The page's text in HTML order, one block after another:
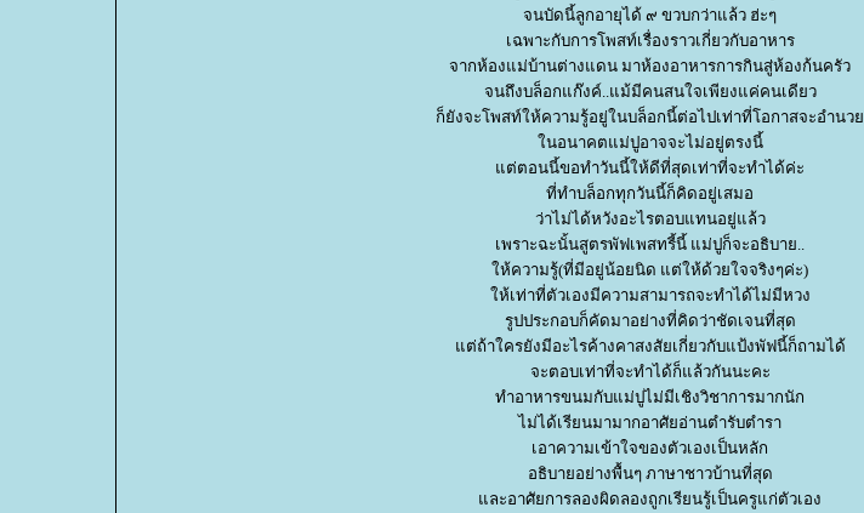
จนบัดนี้ลูกอายุได้ ๙ ขวบกว่าแล้ว ฮ่ะๆ
เฉพาะกับการโพสท์เรื่องราวเกี่ยวกับอาหาร
จากห้องแม่บ้านต่างแดน มาห้องอาหารการกินสู่ห้องก้นครัว
จนถึงบล็อกแก๊งค์..แม้มีคนสนใจเพียงแค่คนเดียว
ก็ยังจะโพสท์ให้ความรู้อยู่ในบล็อกนี้ต่อไปเท่าที่โอกาสจะอำนว
นอนาคตแม่ปูอาจจะไม่อยู่ตรงนี้
ต่ตอนนี้ขอทำวันนี้ให้ดีที่สุดเท่าที่จะทำได้ค่ะ
ที่ทำบล็อกทุกวันนี้ก็คิดอยู่เสมอ
ว่าไม่ได้หวังอะไรตอบแทนอยู่แล้ว
เพราะฉะนั้นสูตรพัฟเพสทรี้นี้ แม่ปูก็จะอธิบาย..
ห้ความรู้(ที่มีอยู่น้อยนิด แต่ให้ด้วยใจจริงๆค่ะ)
ห้เท่าที่ตัวเองมีความสามารถจะทำได้ไม่มีหวง
รูปประกอบก็คัดมาอย่างที่คิดว่าชัดเจนที่สุด
ต่ถ้าใครยังมีอะไรค้างคาสงสัยเกี่ยวกับแป้งพัฟนี้ก็ถามได้
จะตอบเท่าที่จะทำได้ก็แล้วกันนะคะ
ทำอาหารขนมกับแม่ปูไม่มีเชิงวิชาการมากนัก
ไม่ได้เรียนมามากอาศัยอ่านตำรับตำรา
เอาความเข้าใจของตัวเองเป็นหลัก
อธิบายอย่างพื้นๆ ภาษาชาวบ้านที่สุด
ละอาศัยการลองผิดลองถูกเรียนรู้เป็นครูแก่ตัวเอง